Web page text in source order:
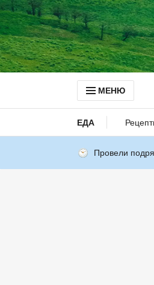
МЕНЮ
ЕДА
Провели